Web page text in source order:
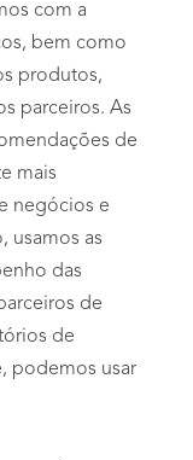
com a
bem como
produtos,
parceiros. As
de
mais
negócios e
usamos as
das
de
de
podemos usar